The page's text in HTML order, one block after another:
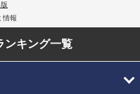
情報
ンキング一覧